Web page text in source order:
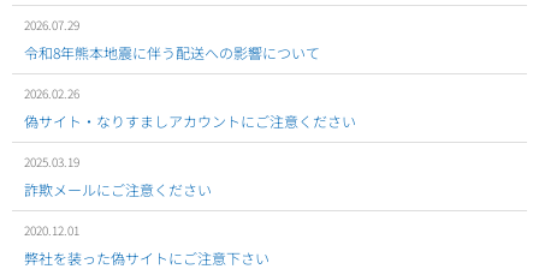
2026.07.29
令和8年熊本地震に伴う配送への影響について
2026.02.26
偽サイト・なりすましアカウントにご注意ください
2025.03.19
詐欺メールにご注意ください
2020.12.01
弊社を装った偽サイトにご注意下さい